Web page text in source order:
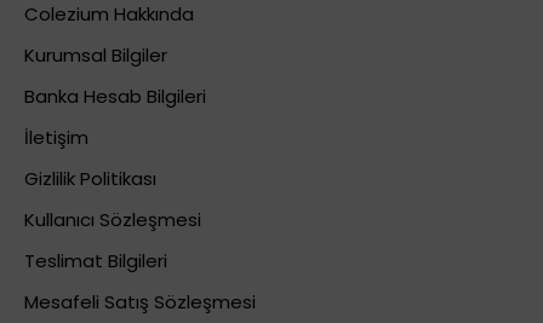
Colezium Hakkında
Kurumsal Bilgiler
Banka Hesab Bilgileri
İletişim
Gizlilik Politikası
Kullanıcı Sözleşmesi
Teslimat Bilgileri
Mesafeli Satış Sözleşmesi